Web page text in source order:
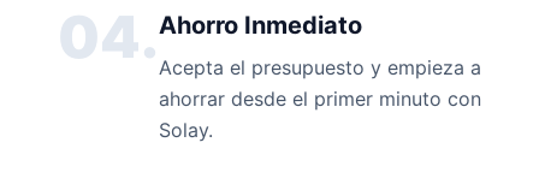
04.Ahorro Inmediato
Acepta el presupuesto y empieza a
ahorrar desde el primer minuto con
Solay.